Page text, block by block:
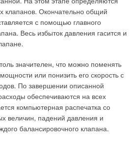
клапанов. Окончательно общий
с помощью главного
Весь избыток давления гасится и
значителен, что можно поменять
или понизить его скорость с
По завершении описанной
обеспечиваются на всех
компьютерная распечатка со
величин, падений давления и
балансировочного клапана.